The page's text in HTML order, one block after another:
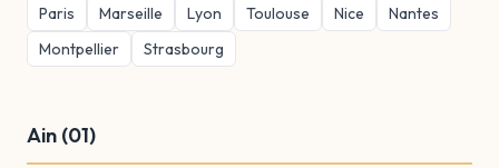
Paris Marseille Lyon Toulouse Nice
Nantes
Montpellier
Strasbourg
Ain (01)